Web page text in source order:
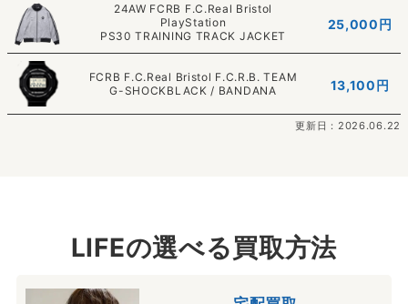
24AW FCRB F.C.Real Bristol
PlayStation
PS30 TRAINING TRACK JACKET
25,000円
FCRB F.C.Real Bristol F.C.R.B. TEAM
G-SHOCKBLACK / BANDANA
13,100円
更新日：2026.06.22
LIFEの選べる買取方法